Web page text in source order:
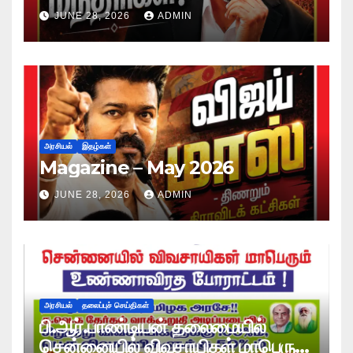
JUNE 28, 2026 ADMIN
அரசியல் இதழ்கள்
Magazine – May 2026
JUNE 28, 2026 ADMIN
அரசியல் தலைப்புச் செய்திகள்
பி.ஆர்.பாண்டியன் தலைமையில்
சென்னையில் விவசாயிகள் மாபெரும்